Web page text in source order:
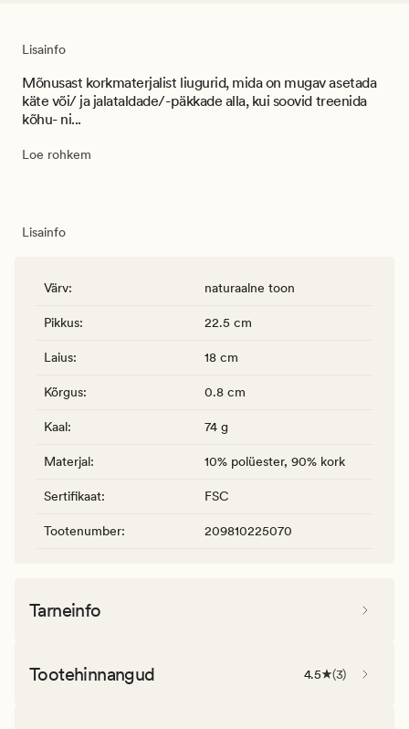
Lisainfo
Mõnusast korkmaterjalist liugurid, mida on mugav asetada
käte või/ ja jalataldade/-päkkade alla, kui soovid treenida
kõhu- ni...
Loe rohkem
Lisainfo
Värv: naturaalne toon
Pikkus: 22.5 cm
Laius: 18 cm
Kõrgus: 0.8 cm
Kaal: 74 g
Materjal: 10% polüester, 90% kork
Sertifikaat: FSC
Tootenumber: 209810225070
Tarneinfo
Tootehinnangud 4.5 (3)